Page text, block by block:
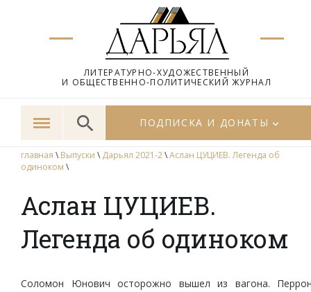
ЛИТЕРАТУРНО-ХУДОЖЕСТВЕННЫЙ
И ОБЩЕСТВЕННО-ПОЛИТИЧЕСКИЙ ЖУРНАЛ
ПОДПИСКА И ДОНАТЫ
главная \ Выпуски \ Дарьял 2021-2\Аслан ЦУЦИЕВ. Легенда об
одиноком \
Аслан ЦУЦИЕВ.
Легенда об одиноком
Соломон Юнович осторожно вышел из вагона.